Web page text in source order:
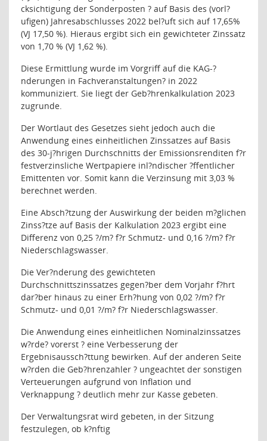
cksichtigung der Sonderposten ? auf Basis des (vorl?
ufigen) Jahresabschlusses 2022 bel?uft sich auf 17,65%
(VJ 17,50 %). Hieraus ergibt sich ein gewichteter Zinssatz
von 1,70 % (VJ 1,62 %).
Diese Ermittlung wurde im Vorgriff auf die KAG-?
nderungen in Fachveranstaltungen? in 2022
kommuniziert. Sie liegt der Geb?hrenkalkulation 2023
zugrunde.
Der Wortlaut des Gesetzes sieht jedoch auch die
Anwendung eines einheitlichen Zinssatzes auf Basis
des 30-j?hrigen Durchschnitts der Emissionsrenditen f?r
festverzinsliche Wertpapiere inl?ndischer ?ffentlicher
Emittenten vor. Somit kann die Verzinsung mit 3,03 %
berechnet werden.
Eine Absch?tzung der Auswirkung der beiden m?glichen
Zinss?tze auf Basis der Kalkulation 2023 ergibt eine
Differenz von 0,25 ?/m? f?r Schmutz- und 0,16 ?/m? f?r
Niederschlagswasser.
Die Ver?nderung des gewichteten
Durchschnittszinssatzes gegen?ber dem Vorjahr f?hrt
dar?ber hinaus zu einer Erh?hung von 0,02 ?/m? f?r
Schmutz- und 0,01 ?/m? f?r Niederschlagswasser.
Die Anwendung eines einheitlichen Nominalzinssatzes
w?rde? vorerst ? eine Verbesserung der
Ergebnisaussch?ttung bewirken. Auf der anderen Seite
w?rden die Geb?hrenzahler ? ungeachtet der sonstigen
Verteuerungen aufgrund von Inflation und
Verknappung ? deutlich mehr zur Kasse gebeten.
Der Verwaltungsrat wird gebeten, in der Sitzung
festzulegen, ob k?nftig